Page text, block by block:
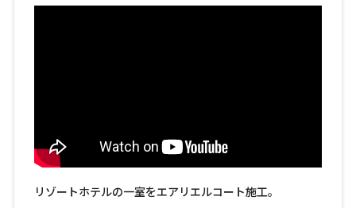
リゾートホテルの一室をエアリエルコート施工。